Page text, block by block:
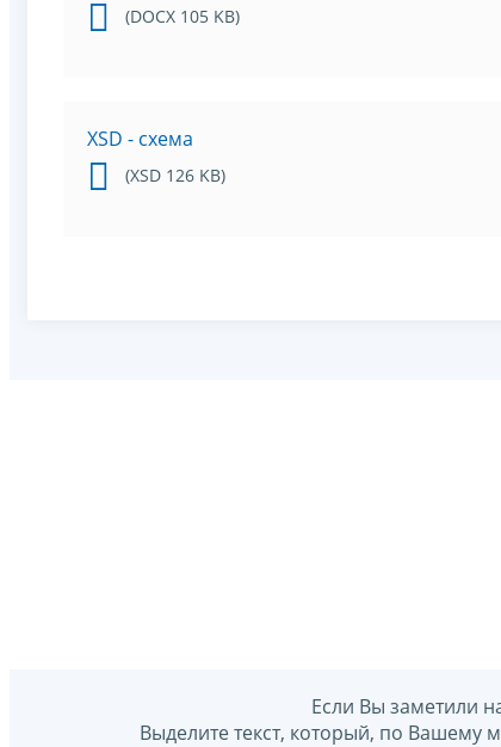
(DOCX 105 KB)
XSD - схема
(XSD 126 KB)
Если Вы заметили
Выделите текст, который, по